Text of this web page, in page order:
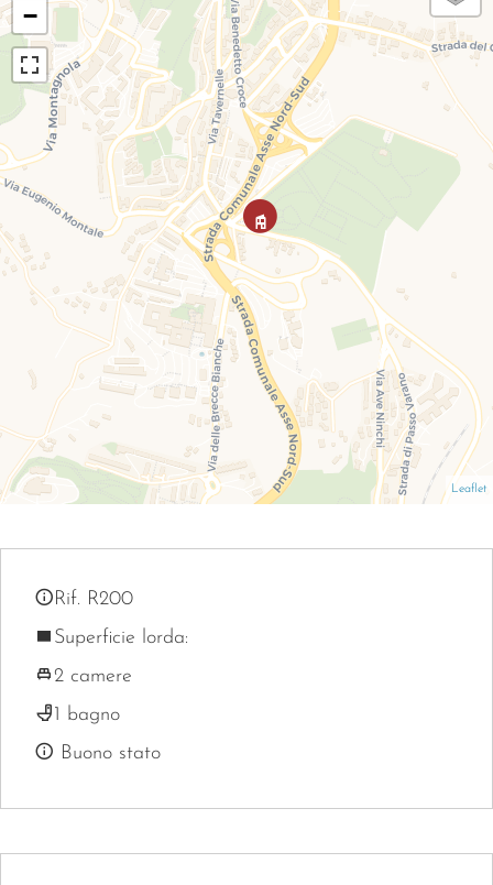
−
Leaflet
Rif. R200
Superficie lorda:
2 camere
1 bagno
Buono stato